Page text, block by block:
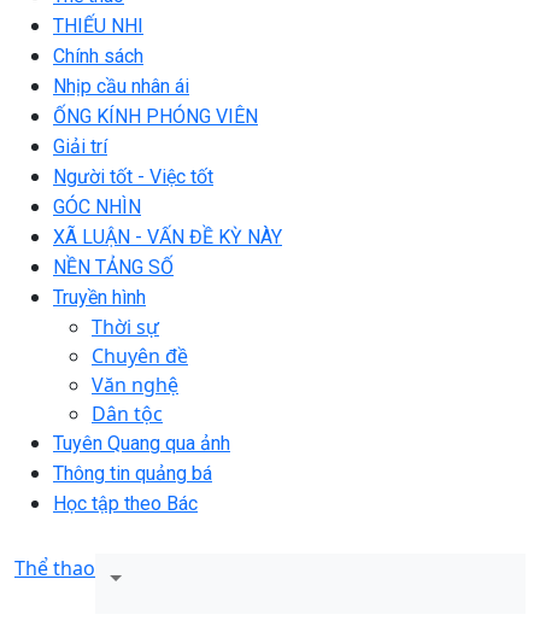
THIẾU NHI
Chính sách
Nhịp cầu nhân ái
ỐNG KÍNH PHÓNG VIÊN
Giải trí
Người tốt - Việc tốt
GÓC NHÌN
XÃ LUẬN - VẤN ĐỀ KỲ NÀY
NỀN TẢNG SỐ
Truyền hình
Thời sự
Chuyên đề
Văn nghệ
Dân tộc
Tuyên Quang qua ảnh
Thông tin quảng bá
Học tập theo Bác
Thể thao